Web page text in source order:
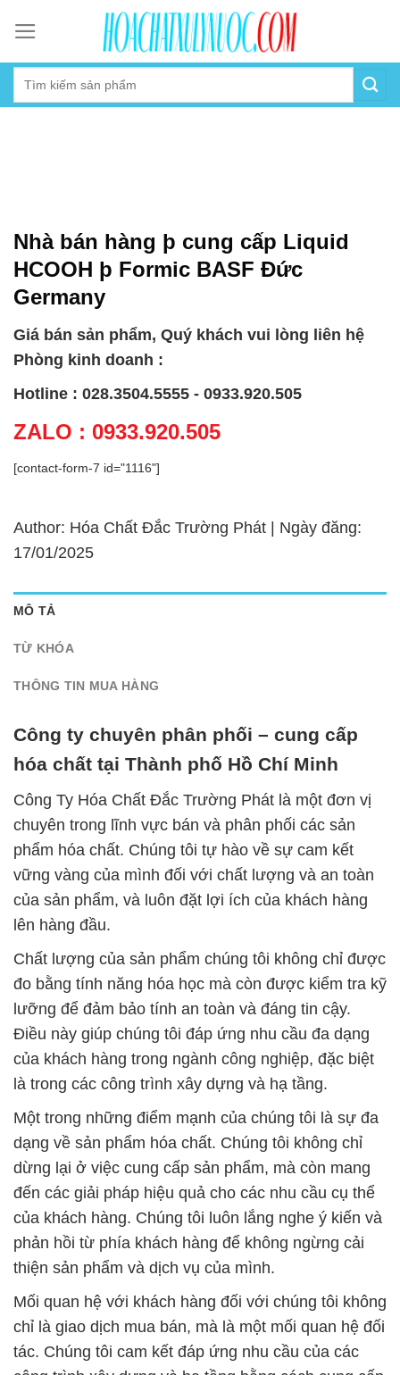
content
Nhà bán hàng þ cung cấp Liquid
HCOOH þ Formic BASF Đức
Germany
Giá bán sản phẩm, Quý khách vui lòng liên hệ
Phòng kinh doanh :
Hotline : 028.3504.5555 - 0933.920.505
ZALO : 0933.920.505
[contact-form-7 id="1116"]
Author: Hóa Chất Đắc Trường Phát | Ngày đăng:
17/01/2025
MÔ TẢ
TỪ KHÓA
THÔNG TIN MUA HÀNG
Công ty chuyên phân phối – cung cấp
hóa chất tại Thành phố Hồ Chí Minh
Công Ty Hóa Chất Đắc Trường Phát là một đơn vị
chuyên trong lĩnh vực bán và phân phối các sản
phẩm hóa chất. Chúng tôi tự hào về sự cam kết
vững vàng của mình đối với chất lượng và an toàn
của sản phẩm, và luôn đặt lợi ích của khách hàng
lên hàng đầu.
Chất lượng của sản phẩm chúng tôi không chỉ được
đo bằng tính năng hóa học mà còn được kiểm tra kỹ
lưỡng để đảm bảo tính an toàn và đáng tin cậy.
Điều này giúp chúng tôi đáp ứng nhu cầu đa dạng
của khách hàng trong ngành công nghiệp, đặc biệt
là trong các công trình xây dựng và hạ tầng.
Một trong những điểm mạnh của chúng tôi là sự đa
dạng về sản phẩm hóa chất. Chúng tôi không chỉ
dừng lại ở việc cung cấp sản phẩm, mà còn mang
đến các giải pháp hiệu quả cho các nhu cầu cụ thể
của khách hàng. Chúng tôi luôn lắng nghe ý kiến và
phản hồi từ phía khách hàng để không ngừng cải
thiện sản phẩm và dịch vụ của mình.
Mối quan hệ với khách hàng đối với chúng tôi không
chỉ là giao dịch mua bán, mà là một mối quan hệ đối
tác. Chúng tôi cam kết đáp ứng nhu cầu của các